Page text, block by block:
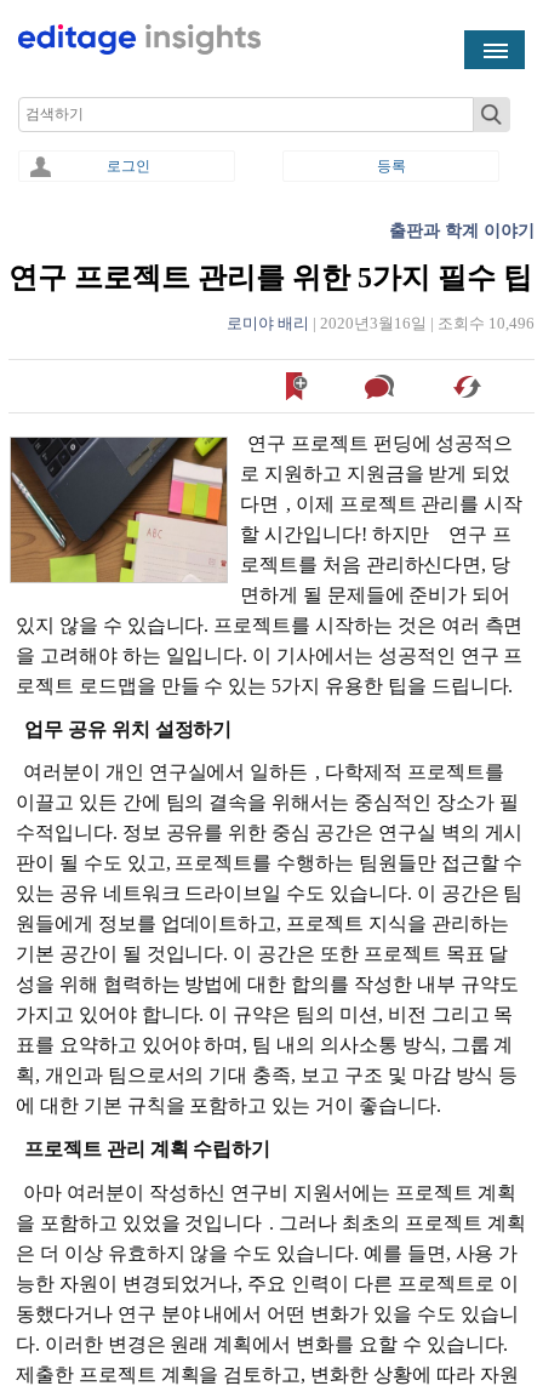
Search
로그인 등록
출판과 학계 이야기
연구 프로젝트 관리를 위한 5가지 필수 팁
로미야 배리 | 2020년3월16일 | 조회수 10,496
연구 프로젝트 펀딩에 성공적으
로 지원하고 지원금을 받게 되었
다면 , 이제 프로젝트 관리를 시작
할 시간입니다! 하지만
연구 프
로젝트를 처음 관리하신다면, 당
면하게 될 문제들에 준비가 되어
있지 않을 수 있습니다. 프로젝트를 시작하는 것은 여러 측면
을 고려해야 하는 일입니다. 이 기사에서는 성공적인 연구 프
로젝트 로드맵을 만들 수 있는 5가지 유용한 팁을 드립니다.
업무 공유 위치 설정하기
여러분이 개인 연구실에서 일하든 , 다학제적 프로젝트를
이끌고 있든 간에 팀의 결속을 위해서는 중심적인 장소가 필
수적입니다. 정보 공유를 위한 중심 공간은 연구실 벽의 게시
판이 될 수도 있고, 프로젝트를 수행하는 팀원들만 접근할 수
있는 공유 네트워크 드라이브일 수도 있습니다. 이 공간은 팀
원들에게 정보를 업데이트하고, 프로젝트 지식을 관리하는
기본 공간이 될 것입니다. 이 공간은 또한 프로젝트 목표 달
성을 위해 협력하는 방법에 대한 합의를 작성한 내부 규약도
가지고 있어야 합니다. 이 규약은 팀의 미션, 비전 그리고 목
표를 요약하고 있어야 하며, 팀 내의 의사소통 방식, 그룹 계
획, 개인과 팀으로서의 기대 충족, 보고 구조 및 마감 방식 등
에 대한 기본 규칙을 포함하고 있는 거이 좋습니다.
프로젝트 관리 계획 수립하기
아마 여러분이 작성하신 연구비 지원서에는 프로젝트 계획
을 포함하고 있었을 것입니다 . 그러나 최초의 프로젝트 계획
은 더 이상 유효하지 않을 수도 있습니다. 예를 들면, 사용 가
능한 자원이 변경되었거나, 주요 인력이 다른 프로젝트로 이
동했다거나 연구 분야 내에서 어떤 변화가 있을 수도 있습니
다. 이러한 변경은 원래 계획에서 변화를 요할 수 있습니다.
제출한 프로젝트 계획을 검토하고, 변화한 상황에 따라 자원